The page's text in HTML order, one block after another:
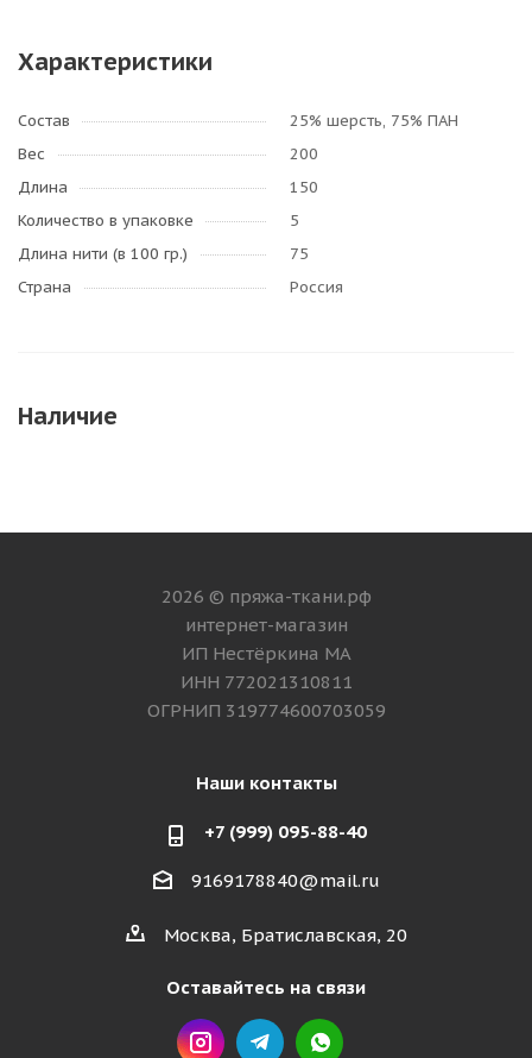
Характеристики
Состав
25% шерсть, 75% ПАН
Вес
200
Длина
150
Количество в упаковке
5
Длина нити (в 100 гр.)
75
Страна
Россия
Наличие
2026 © пряжа-ткани.рф
интернет-магазин
ИП Нестёркина МА
ИНН 772021310811
ОГРНИП 319774600703059
Наши контакты
+7 (999) 095-88-40
9169178840@mail.ru
Москва, Братиславская, 20
Оставайтесь на связи